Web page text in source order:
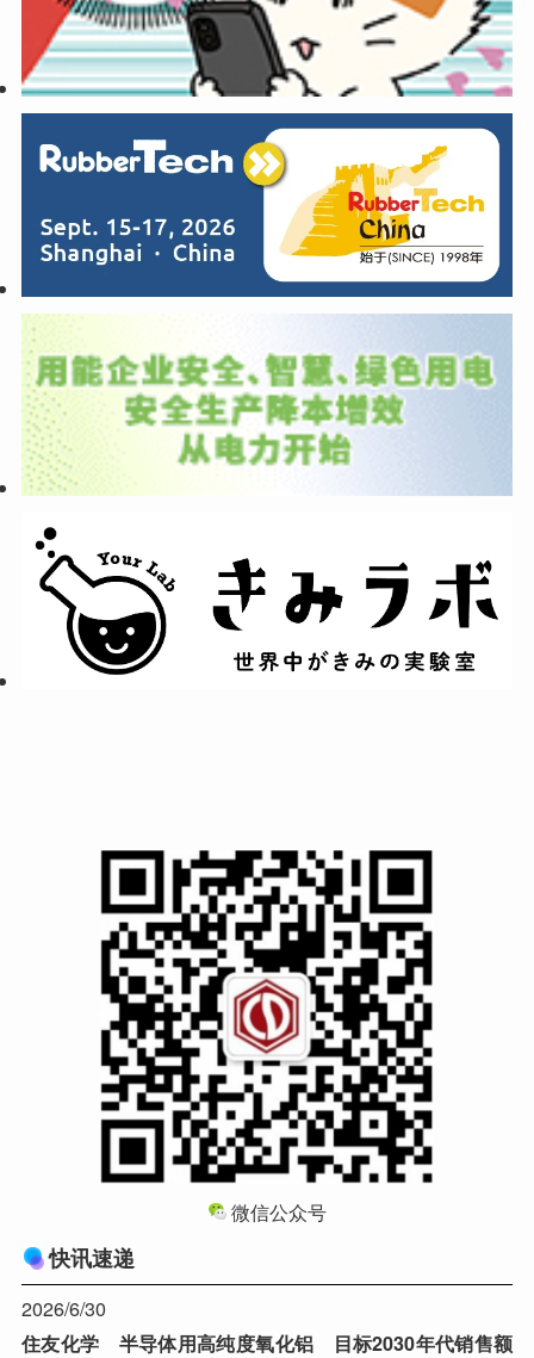
微信公众号
快讯速递
2026/6/30
住友化学 半导体用高纯度氧化铝 目标2030年代销售额